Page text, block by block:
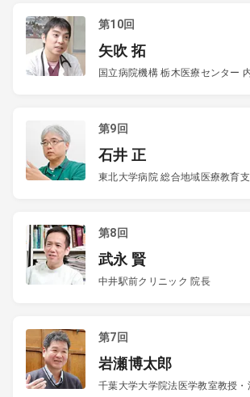
第10回
矢吹 拓
国立病院機構 栃木医療センター
第9回
石井 正
東北大学病院 総合地域医療教育
第8回
武永 賢
中井駅前クリニック 院長
第7回
岩瀬博太郎
千葉大学大学院法医学教室教授・